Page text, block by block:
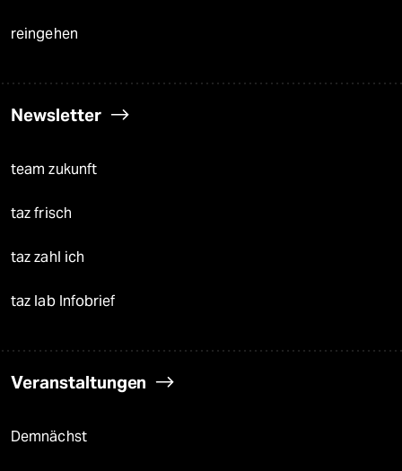
reingehen
Newsletter
team zukunft
taz frisch
taz zahl ich
taz lab Infobrief
Veranstaltungen
Demnächst